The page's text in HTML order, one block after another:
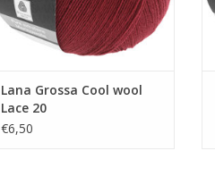
Lana Grossa Cool wool
Lace 20
€6,50